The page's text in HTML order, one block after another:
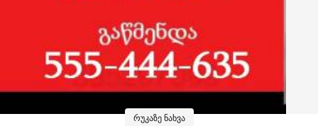
რუკაზე ნახვა